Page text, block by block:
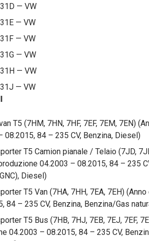
— VW
— VW
— VW
— VW
— VW
— VW
T5 (7HM, 7HN, 7HF, 7EF, 7EM, 7EN)
08.2015, 84 – 235 CV, Benzina, Diesel)
T5 Camion pianale / Telaio (7JD,
04.2003 – 08.2015, 84 – 235
Diesel)
T5 Van (7HA, 7HH, 7EA, 7EH)
84 – 235 CV, Benzina, Benzina/Gas
T5 Bus (7HB, 7HJ, 7EB, 7EJ, 7EF,
04.2003 – 08.2015, 84 – 235 CV,